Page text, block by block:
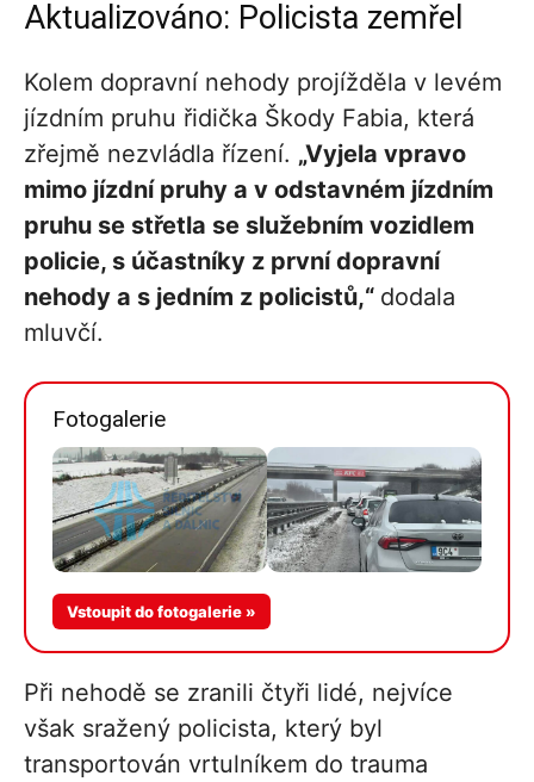
Aktualizováno: Policista zemřel
Kolem dopravní nehody projížděla v levém
jízdním pruhu řidička Škody Fabia, která
zřejmě nezvládla řízení. „Vyjela vpravo
mimo jízdní pruhy a v odstavném jízdním
pruhu se střetla se služebním vozidlem
policie, s účastníky z první dopravní
nehody a s jedním z policistů,“ dodala
mluvčí.
Fotogalerie
Vstoupit do fotogalerie »
Při nehodě se zranili čtyři lidé, nejvíce
však sražený policista, který byl
transportován vrtulníkem do trauma